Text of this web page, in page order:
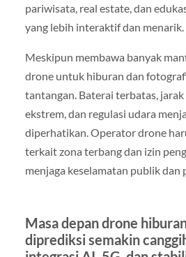
pariwisata, real estate, dan
yang lebih interaktif dan menarik.
Meskipun membawa banyak
drone untuk hiburan dan
tantangan. Baterai terbatas, jarak
ekstrem, dan regulasi udara
diperhatikan. Operator drone
terkait zona terbang dan izin
menjaga keselamatan publik dan
Masa depan drone
diprediksi semakin